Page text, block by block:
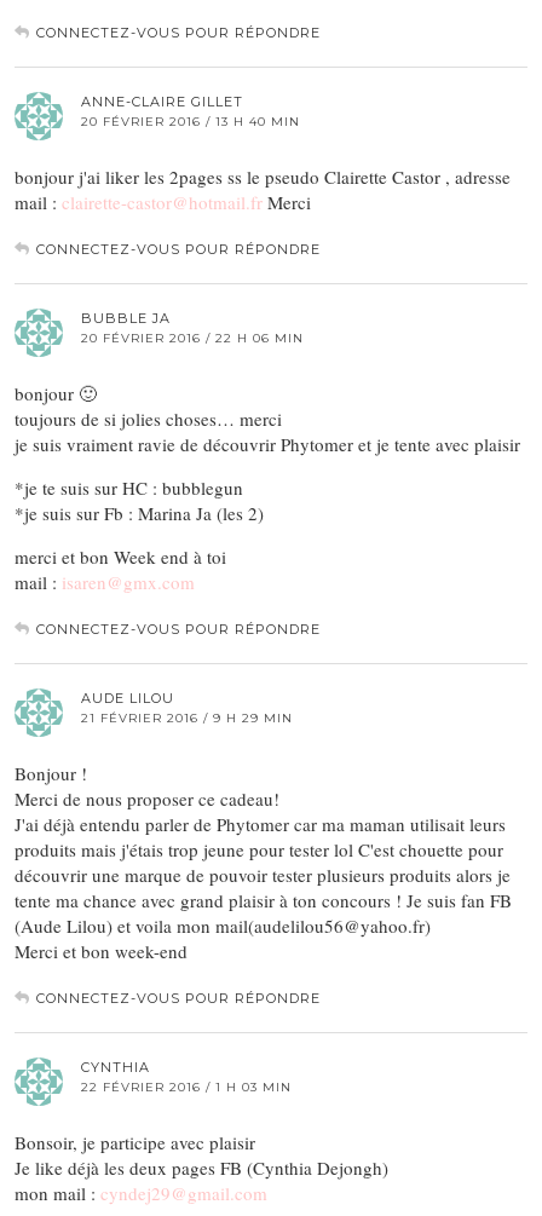
CONNECTEZ-VOUS POUR RÉPONDRE
ANNE-CLAIRE GILLET
20 FÉVRIER 2016 / 13 H 40 MIN
bonjour j'ai liker les 2pages ss le pseudo Clairette Castor , adresse
mail : clairette-castor@hotmail.fr Merci
CONNECTEZ-VOUS POUR RÉPONDRE
BUBBLE JA
20 FÉVRIER 2016 / 22 H 06 MIN
bonjour 🙂
toujours de si jolies choses… merci
je suis vraiment ravie de découvrir Phytomer et je tente avec plaisir
*je te suis sur HC : bubblegun
*je suis sur Fb : Marina Ja (les 2)
merci et bon Week end à toi
mail : isaren@gmx.com
CONNECTEZ-VOUS POUR RÉPONDRE
AUDE LILOU
21 FÉVRIER 2016 / 9 H 29 MIN
Bonjour !
Merci de nous proposer ce cadeau!
J'ai déjà entendu parler de Phytomer car ma maman utilisait leurs
produits mais j'étais trop jeune pour tester lol C'est chouette pour
découvrir une marque de pouvoir tester plusieurs produits alors je
tente ma chance avec grand plaisir à ton concours ! Je suis fan FB
(Aude Lilou) et voila mon mail(audelilou56@yahoo.fr)
Merci et bon week-end
CONNECTEZ-VOUS POUR RÉPONDRE
CYNTHIA
22 FÉVRIER 2016 / 1 H 03 MIN
Bonsoir, je participe avec plaisir
Je like déjà les deux pages FB (Cynthia Dejongh)
mon mail : cyndej29@gmail.com